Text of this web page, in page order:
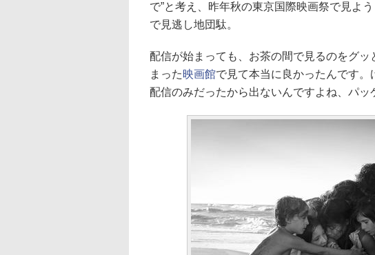
で”と考え、昨年秋の東京国際映画祭で見よ
で見逃し地団駄。
配信が始まっても、お茶の間で見るのをグ
まった映画館で見て本当に良かったんです
配信のみだったから出ないんですよね、パッ